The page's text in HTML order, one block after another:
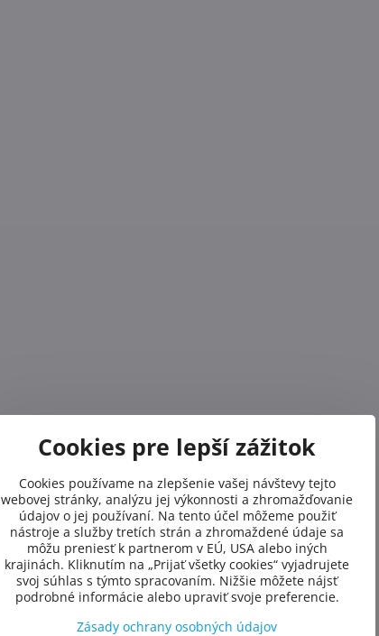
Cookies pre lepší zážitok
Cookies používame na zlepšenie vašej návštevy tejto
webovej stránky, analýzu jej výkonnosti a zhromažďovanie
údajov o jej používaní. Na tento účel môžeme použiť
nástroje a služby tretích strán a zhromaždené údaje sa
môžu preniesť k partnerom v EÚ, USA alebo iných
krajinách. Kliknutím na „Prijať všetky cookies“ vyjadrujete
svoj súhlas s týmto spracovaním. Nižšie môžete nájsť
podrobné informácie alebo upraviť svoje preferencie.
Zásady ochrany osobných údajov